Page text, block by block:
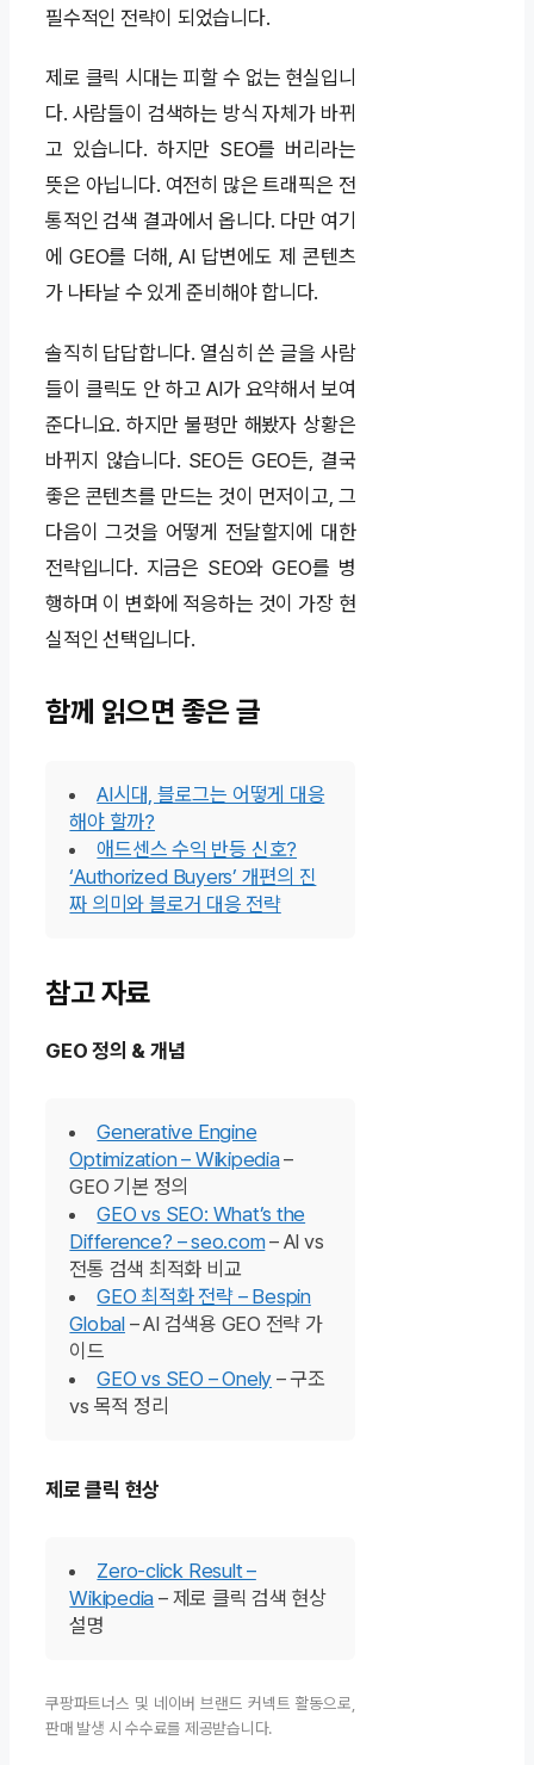
필수적인 전략이 되었습니다.
제로 클릭 시대는 피할 수 없는 현실입니
다. 사람들이 검색하는 방식 자체가 바뀌
고 있습니다. 하지만 SEO를 버리라는
뜻은 아닙니다. 여전히 많은 트래픽은 전
통적인 검색 결과에서 옵니다. 다만 여기
에 GEO를 더해, AI 답변에도 제 콘텐츠
가 나타날 수 있게 준비해야 합니다.
솔직히 답답합니다. 열심히 쓴 글을 사람
들이 클릭도 안 하고 AI가 요약해서 보여
준다니요. 하지만 불평만 해봤자 상황은
바뀌지 않습니다. SEO든 GEO든, 결국
좋은 콘텐츠를 만드는 것이 먼저이고, 그
다음이 그것을 어떻게 전달할지에 대한
전략입니다. 지금은 SEO와 GEO를 병
행하며 이 변화에 적응하는 것이 가장 현
실적인 선택입니다.
함께 읽으면 좋은 글
AI시대, 블로그는 어떻게 대응
해야 할까?
애드센스 수익 반등 신호?
‘Authorized Buyers’ 개편의 진
짜 의미와 블로거 대응 전략
참고 자료
GEO 정의 & 개념
Generative Engine
Optimization – Wikipedia–
GEO 기본 정의
GEO vs SEO: What’s the
Difference? – seo.com– AI vs
전통 검색 최적화 비교
GEO 최적화 전략 – Bespin
Global– AI 검색용 GEO 전략 가
이드
GEO vs SEO – Onely – 구조
vs 목적 정리
제로 클릭 현상
Zero-click Result –
Wikipedia – 제로 클릭 검색 현상
설명
쿠팡파트너스 및 네이버 브랜드 커넥트 활동으로,
판매 발생 시 수수료를 제공받습니다.